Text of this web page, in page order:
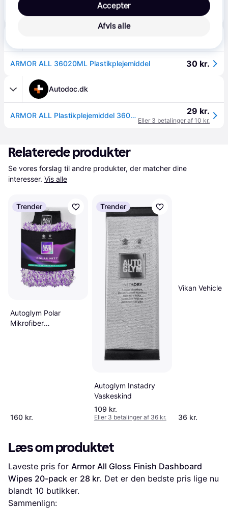
ARMOR ALL 36020ML Plastikplejemiddel biologisk nedbrydelig 29 kr.
Eller 3 betalinger af 10 kr.
ARMOR ALL 36020ML Plastikplejemiddel 30 kr.
Autodoc.dk
ARMOR ALL Plastikplejemiddel 36020ML 29 kr.
Eller 3 betalinger af 10 kr.
Relaterede produkter
Se vores forslag til andre produkter, der matcher dine
interesser. Vis alle
Trender
Autoglym Polar
Mikrofiber
160 kr.
Trender
Autoglym Instadry
Vaskeskind
109 kr.
Eller 3 betalinger af 36 kr.
Vikan Vehicle
36 kr.
Læs om produktet
Laveste pris for Armor All Gloss Finish Dashboard
Wipes 20-pack er 28 kr. Det er den bedste pris lige nu
blandt 10 butikker.
Sammenlign:
Afvis alle
Accepter